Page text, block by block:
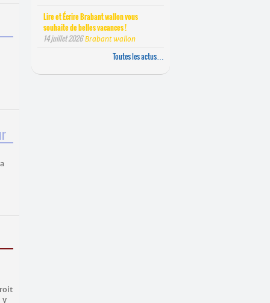
y
Lire et Écrire Brabant wallon vous
souhaite de belles vacances !
14 juillet 2026 Brabant wallon
Toutes les actus…